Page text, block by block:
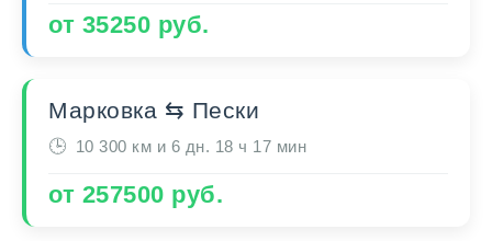
от 35250 руб.
Марковка ⇆ Пески
10 300 км и 6 дн. 18 ч 17 мин
от 257500 руб.